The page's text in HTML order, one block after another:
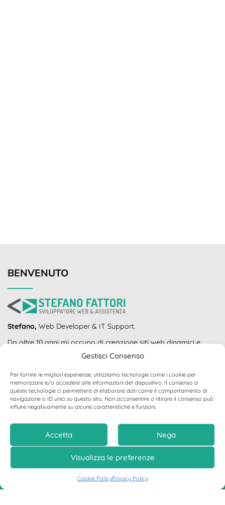
Gestisci Consenso
Per fornire le migliori esperienze, utilizziamo tecnologie come i cookie per
memorizzare e/o accedere alle informazioni del dispositivo. Il consenso a
queste tecnologie ci permetterà di elaborare dati come il comportamento di
navigazione o ID unici su questo sito. Non acconsentire o ritirare il consenso può
influire negativamente su alcune caratteristiche e funzioni.
Accetta Nega
Visualizza le preferenze
Cookie PolicyPrivacy Policy
BENVENUTO
Stefano, Web Developer & IT Support.
Da oltre 10 anni mi occupo di creazione siti web dinamici e
Naviga nel mio sito, scopri i miei servizi e contattami senza
INFORMAZIONI UTILI
Privacy Policy
Donazione per la community WordPress
Siti web a Treviglio